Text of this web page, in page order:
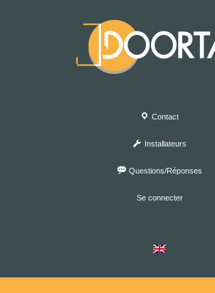
Contact
Installateurs
Questions/Réponses
Se connecter